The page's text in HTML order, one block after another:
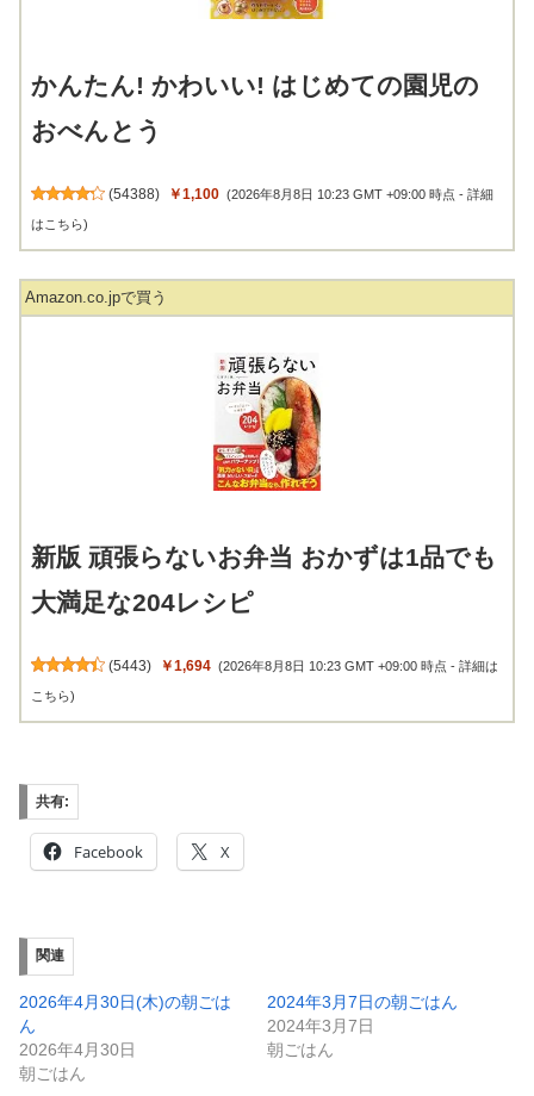
かんたん! かわいい! はじめての園児の
おべんとう
(54388) ￥1,100 (2026年8月8日 10:23 GMT +09:00 時点 -詳細
はこちら)
Amazon.co.jpで買う
新版 頑張らないお弁当 おかずは1品でも
大満足な204レシピ
(5443) ￥1,694 (2026年8月8日 10:23 GMT +09:00 時点 -詳細は
こちら)
共有:
Facebook X
関連
2026年4月30日(木)の朝ごは
ん
2026年4月30日
朝ごはん
2024年3月7日の朝ごはん
2024年3月7日
朝ごはん